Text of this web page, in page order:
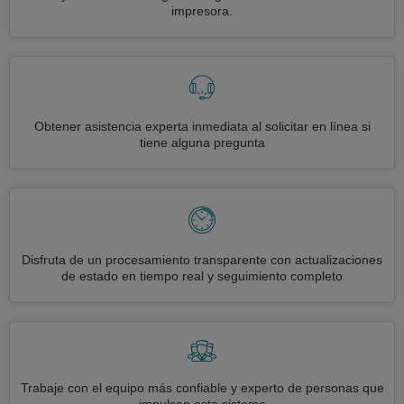
impresora.
Obtener asistencia experta inmediata al solicitar en línea si
tiene alguna pregunta
Disfruta de un procesamiento transparente con actualizaciones
de estado en tiempo real y seguimiento completo
Trabaje con el equipo más confiable y experto de personas que